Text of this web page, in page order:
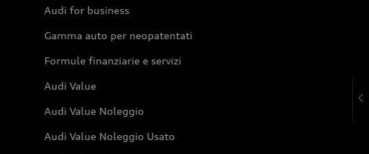
Audi for business
Gamma auto per neopatentati
Formule finanziarie e servizi
Audi Value
Audi Value Noleggio
Audi Value Noleggio Usato